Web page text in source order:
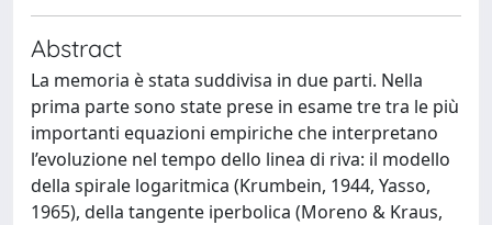
Abstract
La memoria è stata suddivisa in due parti. Nella
prima parte sono state prese in esame tre tra le più
importanti equazioni empiriche che interpretano
l’evoluzione nel tempo dello linea di riva: il modello
della spirale logaritmica (Krumbein, 1944, Yasso,
1965), della tangente iperbolica (Moreno & Kraus,